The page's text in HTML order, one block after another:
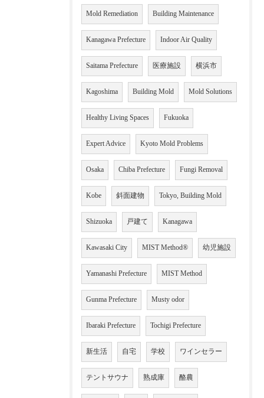
Mold Remediation Building Maintenance
Kanagawa Prefecture Indoor Air Quality
Saitama Prefecture 医療施設 横浜市
Kagoshima Building Mold Mold Solutions
Healthy Living Spaces Fukuoka
Expert Advice Kyoto Mold Problems
Osaka Chiba Prefecture Fungi Removal
Kobe 斜面建物 Tokyo, Building Mold
Shizuoka 戸建て Kanagawa
Kawasaki City MIST Method® 幼児施設
Yamanashi Prefecture MIST Method
Gunma Prefecture Musty odor
Ibaraki Prefecture Tochigi Prefecture
新生活 自宅 学校 ワインセラー
テントサウナ 熟成庫 酪農